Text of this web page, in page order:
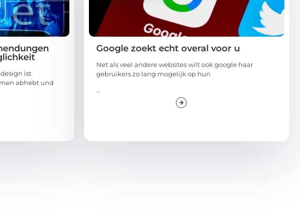
ist
abhebt und
Google zoekt echt overal voor u
Net als veel andere websites wilt ook google haar
gebruikers zo lang mogelijk op hun
...